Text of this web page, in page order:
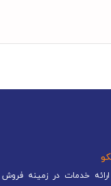
خدمات در زمینه فروش و